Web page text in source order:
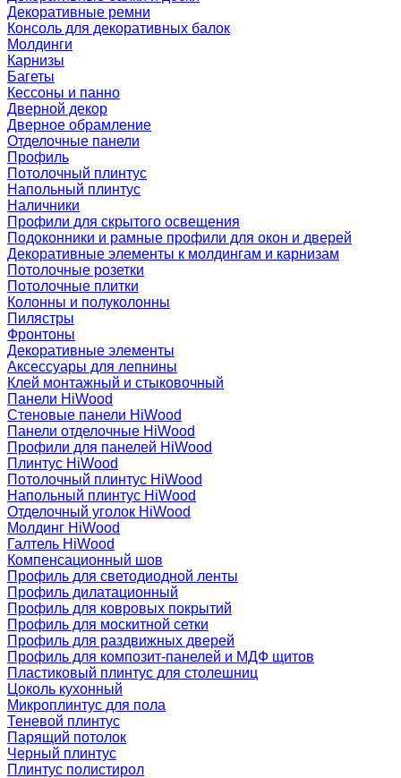
Декоративные ремни
Консоль для декоративных балок
Молдинги
Карнизы
Багеты
Кессоны и панно
Дверной декор
Дверное обрамление
Отделочные панели
Профиль
Потолочный плинтус
Напольный плинтус
Наличники
Профили для скрытого освещения
Подоконники и рамные профили для окон и дверей
Декоративные элементы к молдингам и карнизам
Потолочные розетки
Потолочные плитки
Колонны и полуколонны
Пилястры
Фронтоны
Декоративные элементы
Аксессуары для лепнины
Клей монтажный и стыковочный
Панели HiWood
Стеновые панели HiWood
Панели отделочные HiWood
Профили для панелей HiWood
Плинтус HiWood
Потолочный плинтус HiWood
Напольный плинтус HiWood
Отделочный уголок HiWood
Молдинг HiWood
Галтель HiWood
Компенсационный шов
Профиль для светодиодной ленты
Профиль дилатационный
Профиль для ковровых покрытий
Профиль для москитной сетки
Профиль для раздвижных дверей
Профиль для композит-панелей и МДФ щитов
Пластиковый плинтус для столешниц
Цоколь кухонный
Микроплинтус для пола
Теневой плинтус
Парящий потолок
Черный плинтус
Плинтус полистирол